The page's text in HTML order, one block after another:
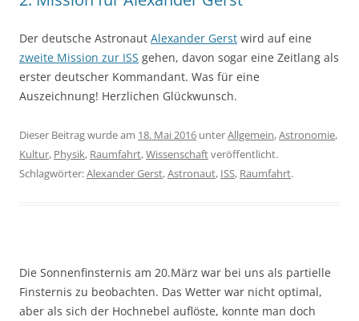
Der deutsche Astronaut Alexander Gerst wird auf eine
zweite Mission zur ISS gehen, davon sogar eine Zeitlang als
erster deutscher Kommandant. Was für eine
Auszeichnung! Herzlichen Glückwunsch.
Dieser Beitrag wurde am 18. Mai 2016 unterAllgemein,Astronomie,
Kultur, Physik, Raumfahrt,Wissenschaftveröffentlicht.
Schlagwörter:Alexander Gerst,Astronaut, ISS, Raumfahrt.
Die Sonnenfinsternis am 20.März war bei uns als partielle
Finsternis zu beobachten. Das Wetter war nicht optimal,
aber als sich der Hochnebel auflöste, konnte man doch